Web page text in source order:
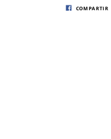
COMPARTIR